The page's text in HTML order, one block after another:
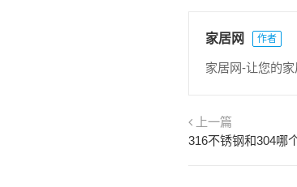
家居网 作者
家居网-让您的
上一篇
316不锈钢和304哪